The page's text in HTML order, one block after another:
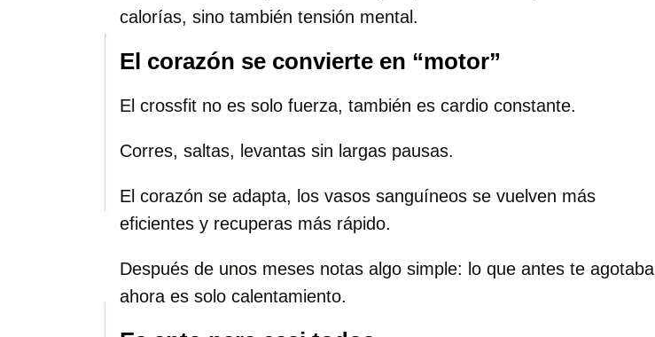
calorías, sino también tensión mental.
El corazón se convierte en “motor”
El crossfit no es solo fuerza, también es cardio constante.
Corres, saltas, levantas sin largas pausas.
El corazón se adapta, los vasos sanguíneos se vuelven más
eficientes y recuperas más rápido.
Después de unos meses notas algo simple: lo que antes te agotaba
ahora es solo calentamiento.